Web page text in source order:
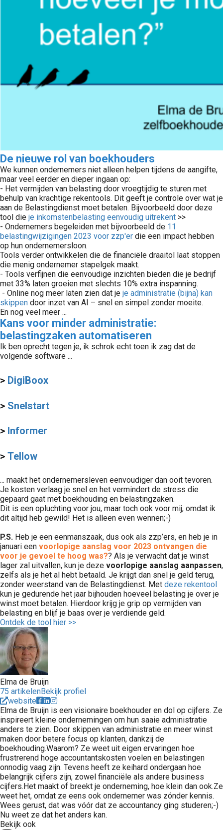
De nieuwe rol van boekhouders
We kunnen ondernemers niet alleen helpen tijdens de aangifte,
maar veel eerder en dieper ingaan op:
- Het vermijden van belasting door vroegtijdig te sturen met
behulp van krachtige rekentools. Dit geeft je controle over wat je
aan de Belastingdienst moet betalen. Bijvoorbeeld door deze
tool die je inkomstenbelasting eenvoudig uitrekent >>
- Ondernemers begeleiden met bijvoorbeeld de 11
belastingwijzigingen 2023 voor zzp'er die een impact hebben
op hun ondernemersloon.
Tools verder ontwikkelen die de financiële draaitol laat stoppen
die menig ondernemer stapelgek maakt.
- Tools verfijnen die eenvoudige inzichten bieden die je bedrijf
met 33% laten groeien met slechts 10% extra inspanning.
- Online nog meer laten zien dat je je administratie (bijna) kan
skippen door inzet van AI – snel en simpel zonder moeite.
En nog veel meer ...
Kans voor minder administratie:
belastingzaken automatiseren
Ik ben oprecht tegen je, ik schrok echt toen ik zag dat de
volgende software ...
> DigiBoox
> Snelstart
> Informer
> Tellow
... maakt het ondernemersleven eenvoudiger dan ooit tevoren.
Je kosten verlaag je snel en het vermindert de stress die
gepaard gaat met boekhouding en belastingzaken.
Dit is een opluchting voor jou, maar toch ook voor mij, omdat ik
dit altijd heb gewild! Het is alleen even wennen;-)
P.S. Heb je een eenmanszaak, dus ook als zzp’ers, en heb je in
januari een voorlopige aanslag voor 2023 ontvangen die
voor je gevoel te hoog was?? Als je verwacht dat je winst
lager zal uitvallen, kun je deze voorlopige aanslag aanpassen,
zelfs als je het al hebt betaald. Je krijgt dan snel je geld terug,
zonder weerstand van de Belastingdienst. Met deze rekentool
kun je gedurende het jaar bijhouden hoeveel belasting je over je
winst moet betalen. Hierdoor krijg je grip op vermijden van
belasting en blijf je baas over je verdiende geld.
Ontdek de tool hier >>
Elma de Bruijn
75 artikelenBekijk profiel
website
Elma de Bruijn is een visionaire boekhouder en dol op cijfers. Ze
inspireert kleine ondernemingen om hun saaie administratie
anders te zien. Door skippen van administratie en meer winst
maken door betere focus op klanten, dankzij de
boekhouding.Waarom? Ze weet uit eigen ervaringen hoe
frustrerend hoge accountantskosten voelen en belastingen
onnodig vaag zijn. Tevens heeft ze keihard ondergaan hoe
belangrijk cijfers zijn, zowel financiële als andere business
cijfers.Het maakt of breekt je onderneming, hoe klein dan ook.Ze
weet het, omdat ze eens ook ondernemer was zónder kennis.
Wees gerust, dat was vóór dat ze accountancy ging studeren;-)
Nu weet ze dat het anders kan.
Bekijk ook